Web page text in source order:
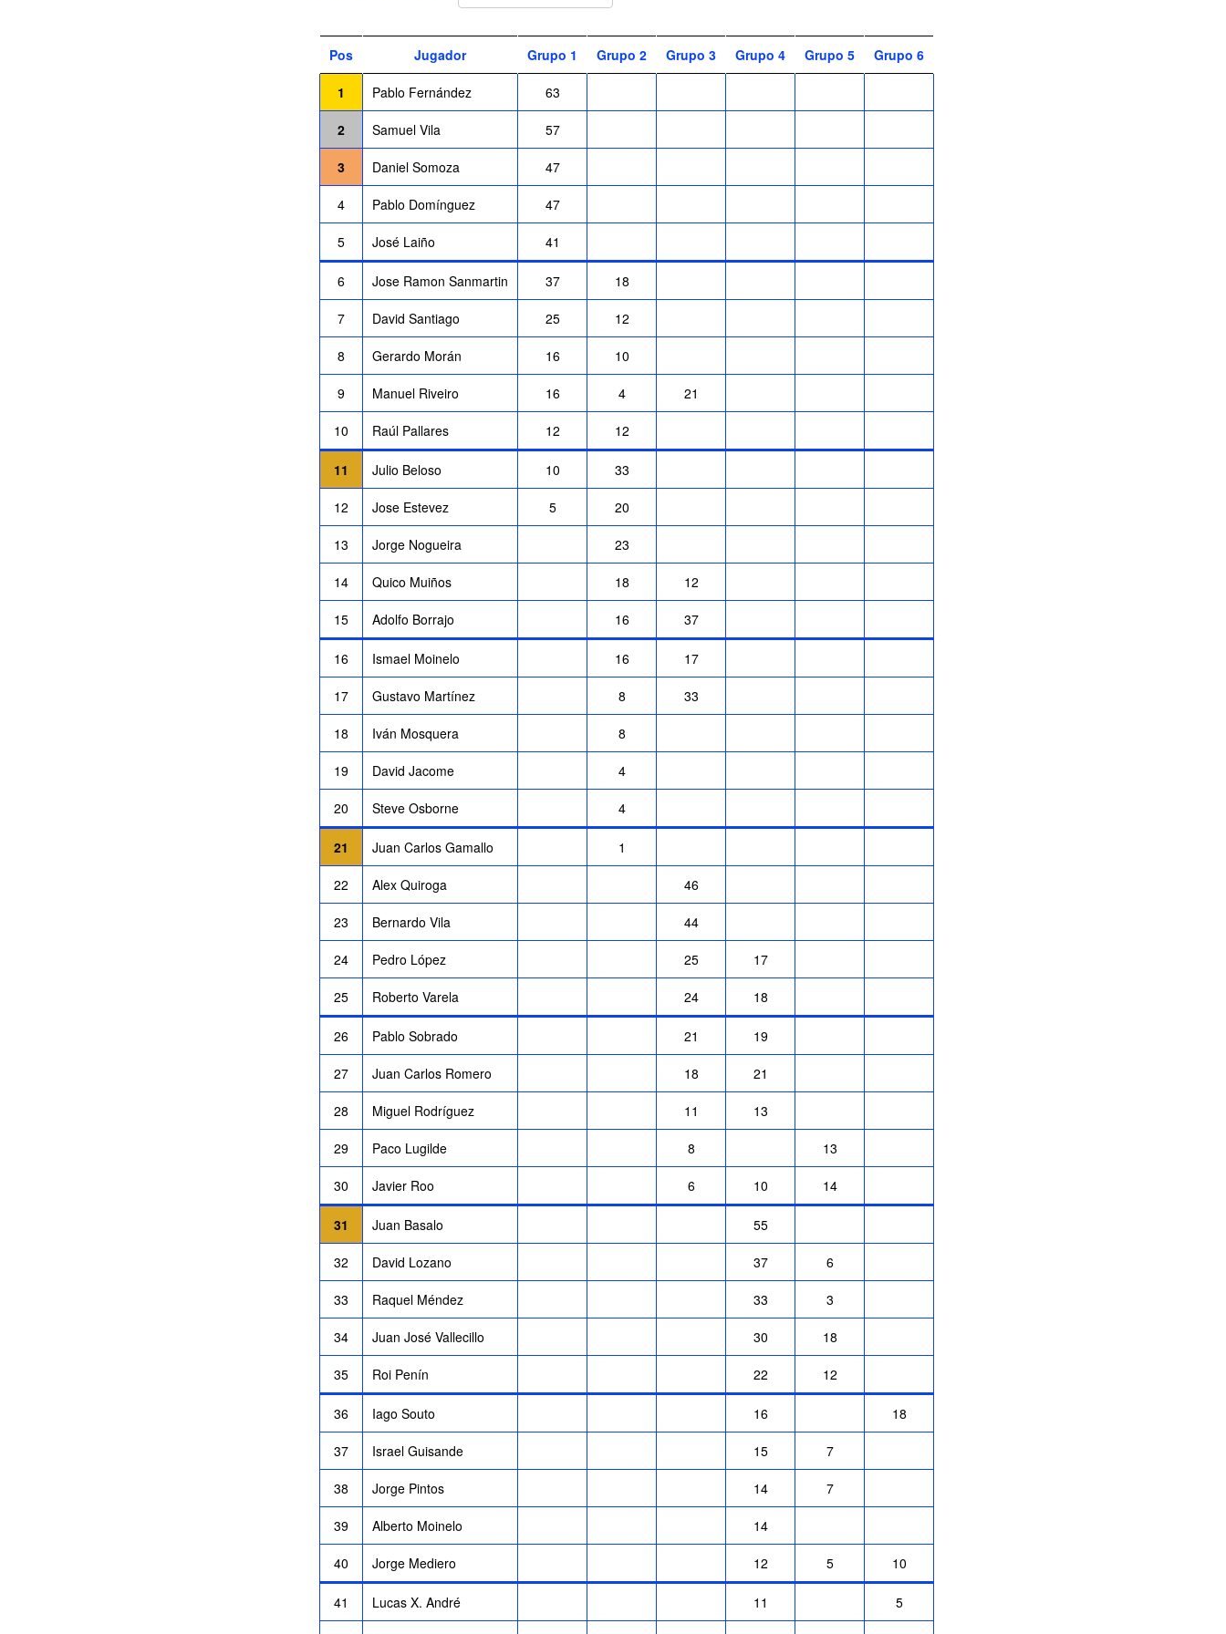
Pos Jugador Grupo 1 Grupo 2 Grupo 3 Grupo 4 Grupo 5 Grupo 6
1 Pablo Fernández 63
2 Samuel Vila 57
3 Daniel Somoza 47
4 Pablo Domínguez 47
5 José Laiño 41
6 Jose Ramon Sanmartin 37 18
7 David Santiago 25 12
8 Gerardo Morán 16 10
9 Manuel Riveiro 16 4 21
10 Raúl Pallares 12 12
11 Julio Beloso 10 33
12 Jose Estevez 5 20
13 Jorge Nogueira 23
14 Quico Muiños 18 12
15 Adolfo Borrajo 16 37
16 Ismael Moinelo 16 17
17 Gustavo Martínez 8 33
18 Iván Mosquera 8
19 David Jacome 4
20 Steve Osborne 4
21 Juan Carlos Gamallo 1
22 Alex Quiroga 46
23 Bernardo Vila 44
24 Pedro López 25 17
25 Roberto Varela 24 18
26 Pablo Sobrado 21 19
27 Juan Carlos Romero 18 21
28 Miguel Rodríguez 11 13
29 Paco Lugilde 8 13
30 Javier Roo 6 10 14
31 Juan Basalo 55
32 David Lozano 37 6
33 Raquel Méndez 33 3
34 Juan José Vallecillo 30 18
35 Roi Penín 22 12
36 Iago Souto 16 18
37 Israel Guisande 15 7
38 Jorge Pintos 14 7
39 Alberto Moinelo 14
40 Jorge Mediero 12 5 10
41 Lucas X. André 11 5